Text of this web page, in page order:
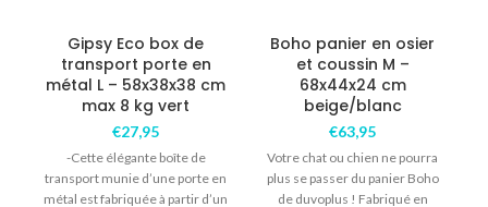
Gipsy Eco box de
transport porte en
métal L – 58x38x38 cm
max 8 kg vert
€27,95
-Cette élégante boîte de
transport munie d’une porte en
métal est fabriquée à partir d’un
Boho panier en osier
et coussin M –
68x44x24 cm
beige/blanc
€63,95
Votre chat ou chien ne pourra
plus se passer du panier Boho
de duvoplus ! Fabriqué en